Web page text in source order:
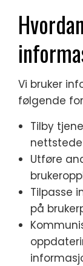
Vi bruker
følgende
Tilby
Utføre
Tilpasse
på